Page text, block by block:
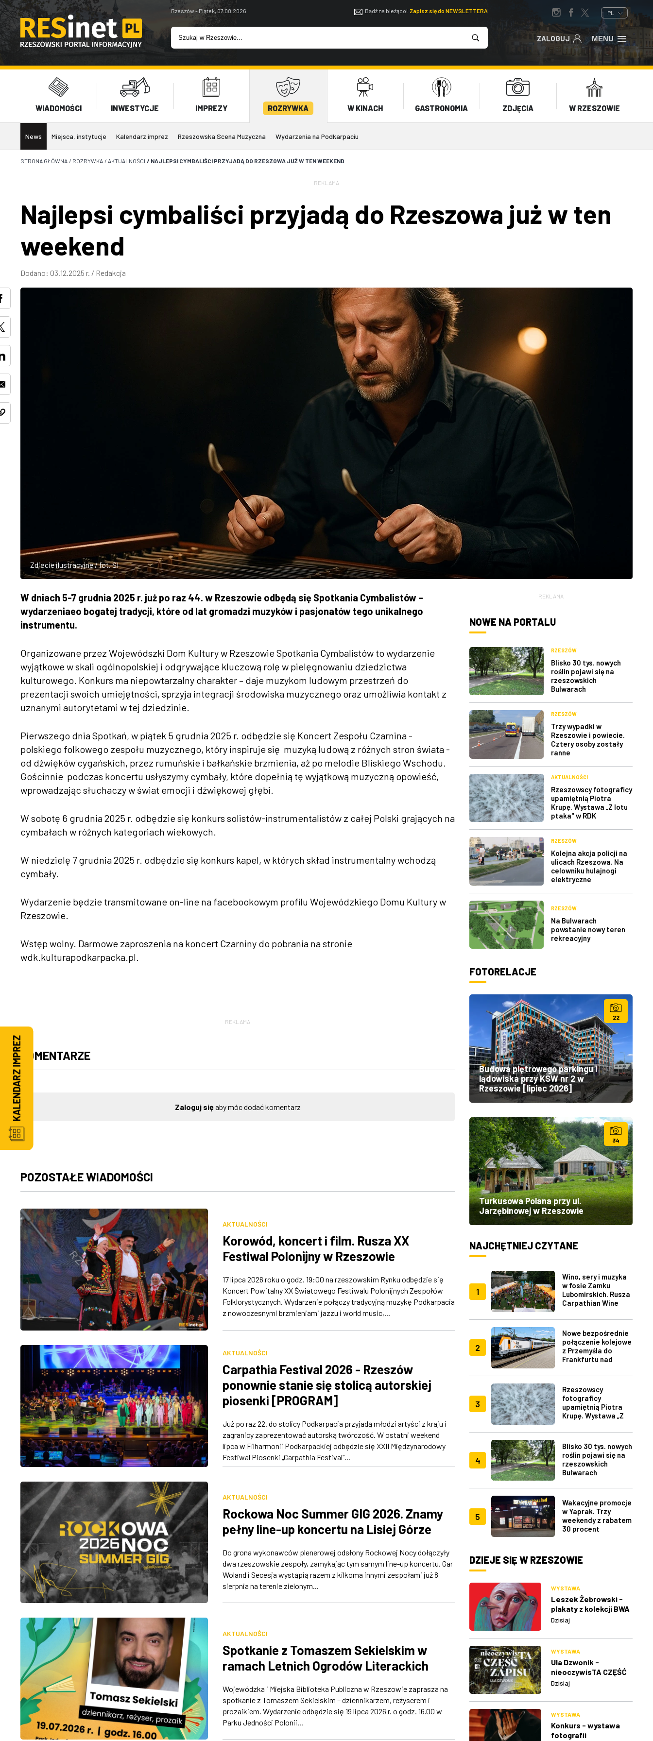
Rzeszów - Piątek, 07.08.2026 Bądź na bieżąco! Zapisz się do NEWSLETTERA PL
ZALOGUJ MENU
WIADOMOŚCI INWESTYCJE IMPREZY ROZRYWKA W KINACH GASTRONOMIA ZDJĘCIA W RZESZOWIE
News Miejsca, instytucje Kalendarz imprez Rzeszowska Scena Muzyczna Wydarzenia na Podkarpaciu
STRONA GŁÓWNA / ROZRYWKA / AKTUALNOŚCI / NAJLEPSI CYMBALIŚCI PRZYJADĄ DO RZESZOWA JUŻ W TEN WEEKEND
REKLAMA
Najlepsi cymbaliści przyjadą do Rzeszowa już w ten
weekend
Dodano: 03.12.2025 r. / Redakcja
Zdjęcie ilustracyjne / fot. SI
W dniach 5-7 grudnia 2025 r. już po raz 44. w Rzeszowie odbędą się Spotkania Cymbalistów –
wydarzeniaeo bogatej tradycji, które od lat gromadzi muzyków i pasjonatów tego unikalnego
instrumentu.
Organizowane przez Wojewódszki Dom Kultury w Rzeszowie Spotkania Cymbalistów to wydarzenie
wyjątkowe w skali ogólnopolskiej i odgrywające kluczową rolę w pielęgnowaniu dziedzictwa
kulturowego. Konkurs ma niepowtarzalny charakter – daje muzykom ludowym przestrzeń do
prezentacji swoich umiejętności, sprzyja integracji środowiska muzycznego oraz umożliwia kontakt z
uznanymi autorytetami w tej dziedzinie.
Pierwszego dnia Spotkań, w piątek 5 grudnia 2025 r. odbędzie się Koncert Zespołu Czarnina -
polskiego folkowego zespołu muzycznego, który inspiruje się muzyką ludową z różnych stron świata -
od dźwięków cygańskich, przez rumuńskie i bałkańskie brzmienia, aż po melodie Bliskiego Wschodu.
Gościnnie podczas koncertu usłyszymy cymbały, które dopełnią tę wyjątkową muzyczną opowieść,
wprowadzając słuchaczy w świat emocji i dźwiękowej głębi.
W sobotę 6 grudnia 2025 r. odbędzie się konkurs solistów-instrumentalistów z całej Polski grających na
cymbałach w różnych kategoriach wiekowych.
W niedzielę 7 grudnia 2025 r. odbędzie się konkurs kapel, w których skład instrumentalny wchodzą
cymbały.
Wydarzenie będzie transmitowane on-line na facebookowym profilu Wojewódzkiego Domu Kultury w
Rzeszowie.
Wstęp wolny. Darmowe zaproszenia na koncert Czarniny do pobrania na stronie
wdk.kulturapodkarpacka.pl.
REKLAMA
KOMENTARZE
Zaloguj sięaby móc dodać komentarz
POZOSTAŁE WIADOMOŚCI
AKTUALNOŚCI
Korowód, koncert i film. Rusza XX
Festiwal Polonijny w Rzeszowie
17 lipca 2026 roku o godz. 19:00 na rzeszowskim Rynku odbędzie się
Koncert Powitalny XX Światowego Festiwalu Polonijnych Zespołów
Folklorystycznych. Wydarzenie połączy tradycyjną muzykę Podkarpacia
z nowoczesnymi brzmieniami jazzu i world music,...
AKTUALNOŚCI
Carpathia Festival 2026 - Rzeszów
ponownie stanie się stolicą autorskiej
piosenki [PROGRAM]
Już po raz 22. do stolicy Podkarpacia przyjadą młodzi artyści z kraju i
zagranicy zaprezentować autorską twórczość. W ostatni weekend
lipca w Filharmonii Podkarpackiej odbędzie się XXII Międzynarodowy
Festiwal Piosenki „Carpathia Festival”...
AKTUALNOŚCI
Rockowa Noc Summer GIG 2026. Znamy
pełny line-up koncertu na Lisiej Górze
Do grona wykonawców plenerowej odsłony Rockowej Nocy dołączyły
dwa rzeszowskie zespoły, zamykając tym samym line-up koncertu. Gar
Woland i Secesja wystąpią razem z kilkoma innymi zespołami już 8
sierpnia na terenie zielonym...
AKTUALNOŚCI
Spotkanie z Tomaszem Sekielskim w
ramach Letnich Ogrodów Literackich
Wojewódzka i Miejska Biblioteka Publiczna w Rzeszowie zaprasza na
spotkanie z Tomaszem Sekielskim – dziennikarzem, reżyserem i
prozaikiem. Wydarzenie odbędzie się 19 lipca 2026 r. o godz. 16.00 w
Parku Jedności Polonii...
REKLAMA
NOWE NA PORTALU
RZESZÓW
Blisko 30 tys. nowych
roślin pojawi się na
rzeszowskich
Bulwarach
RZESZÓW
Trzy wypadki w
Rzeszowie i powiecie.
Cztery osoby zostały
ranne
AKTUALNOŚCI
Rzeszowscy fotograficy
upamiętnią Piotra
Krupę. Wystawa „Z lotu
ptaka" w RDK
RZESZÓW
Kolejna akcja policji na
ulicach Rzeszowa. Na
celowniku hulajnogi
elektryczne
RZESZÓW
Na Bulwarach
powstanie nowy teren
rekreacyjny
FOTORELACJE
22
Budowa piętrowego parkingu i
lądowiska przy KSW nr 2 w
Rzeszowie [lipiec 2026]
34
Turkusowa Polana przy ul.
Jarzębinowej w Rzeszowie
NAJCHĘTNIEJ CZYTANE
1
Wino, sery i muzyka
w fosie Zamku
Lubomirskich. Rusza
Carpathian Wine
2
Nowe bezpośrednie
połączenie kolejowe
z Przemyśla do
Frankfurtu nad
3
Rzeszowscy
fotograficy
upamiętnią Piotra
Krupę. Wystawa „Z
4
Blisko 30 tys. nowych
roślin pojawi się na
rzeszowskich
Bulwarach
5
Wakacyjne promocje
w Yaprak. Trzy
weekendy z rabatem
30 procent
DZIEJE SIĘ W RZESZOWIE
WYSTAWA
Leszek Żebrowski -
plakaty z kolekcji BWA
w Rzeszowie
Dzisiaj
WYSTAWA
Ula Dzwonik -
nieoczywisTA CZĘŚĆ
ZAPISU
Dzisiaj
WYSTAWA
Konkurs - wystawa
fotografii
KALENDARZ IMPREZ